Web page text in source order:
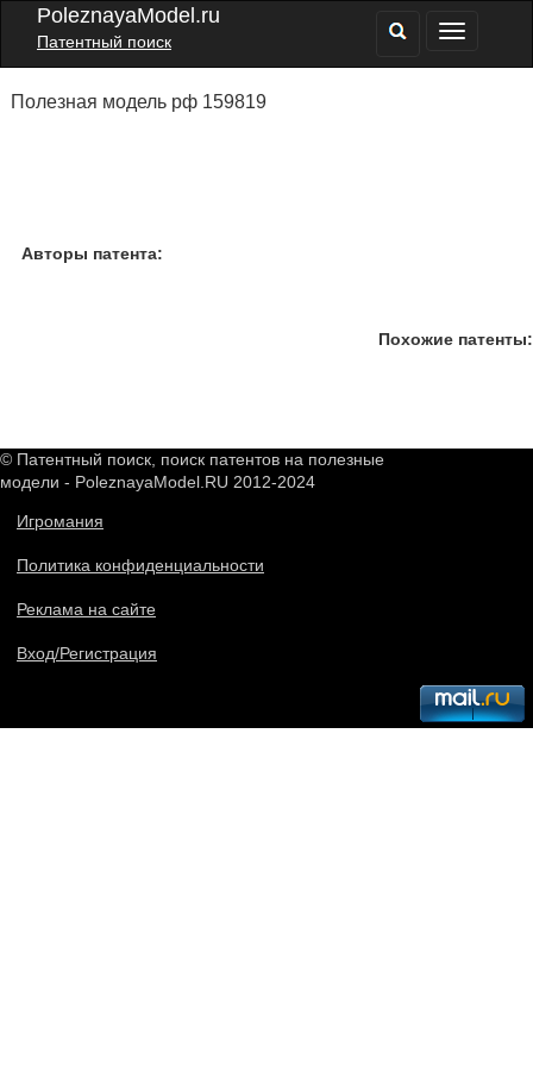
PoleznayaModel.ru
Патентный поиск
Полезная модель рф 159819
Авторы патента:
Похожие патенты:
© Патентный поиск, поиск патентов на полезные
модели - PoleznayaModel.RU 2012-2024
Игромания
Политика конфиденциальности
Реклама на сайте
Вход/Регистрация